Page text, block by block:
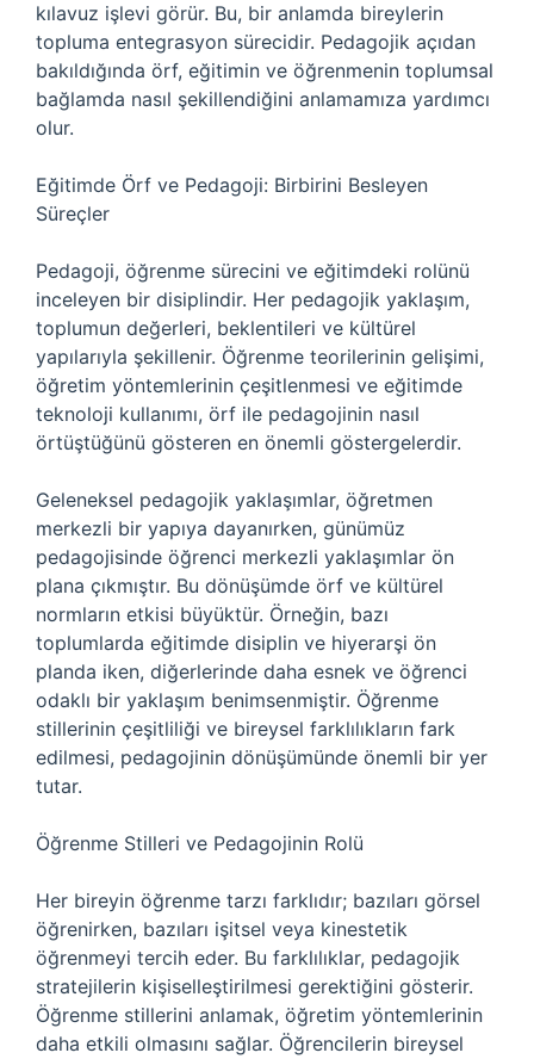
kılavuz işlevi görür. Bu, bir anlamda bireylerin
topluma entegrasyon sürecidir. Pedagojik açıdan
bakıldığında örf, eğitimin ve öğrenmenin toplumsal
bağlamda nasıl şekillendiğini anlamamıza yardımcı
olur.
Eğitimde Örf ve Pedagoji: Birbirini Besleyen
Süreçler
Pedagoji, öğrenme sürecini ve eğitimdeki rolünü
inceleyen bir disiplindir. Her pedagojik yaklaşım,
toplumun değerleri, beklentileri ve kültürel
yapılarıyla şekillenir. Öğrenme teorilerinin gelişimi,
öğretim yöntemlerinin çeşitlenmesi ve eğitimde
teknoloji kullanımı, örf ile pedagojinin nasıl
örtüştüğünü gösteren en önemli göstergelerdir.
Geleneksel pedagojik yaklaşımlar, öğretmen
merkezli bir yapıya dayanırken, günümüz
pedagojisinde öğrenci merkezli yaklaşımlar ön
plana çıkmıştır. Bu dönüşümde örf ve kültürel
normların etkisi büyüktür. Örneğin, bazı
toplumlarda eğitimde disiplin ve hiyerarşi ön
planda iken, diğerlerinde daha esnek ve öğrenci
odaklı bir yaklaşım benimsenmiştir. Öğrenme
stillerinin çeşitliliği ve bireysel farklılıkların fark
edilmesi, pedagojinin dönüşümünde önemli bir yer
tutar.
Öğrenme Stilleri ve Pedagojinin Rolü
Her bireyin öğrenme tarzı farklıdır; bazıları görsel
öğrenirken, bazıları işitsel veya kinestetik
öğrenmeyi tercih eder. Bu farklılıklar, pedagojik
stratejilerin kişiselleştirilmesi gerektiğini gösterir.
Öğrenme stillerini anlamak, öğretim yöntemlerinin
daha etkili olmasını sağlar. Öğrencilerin bireysel